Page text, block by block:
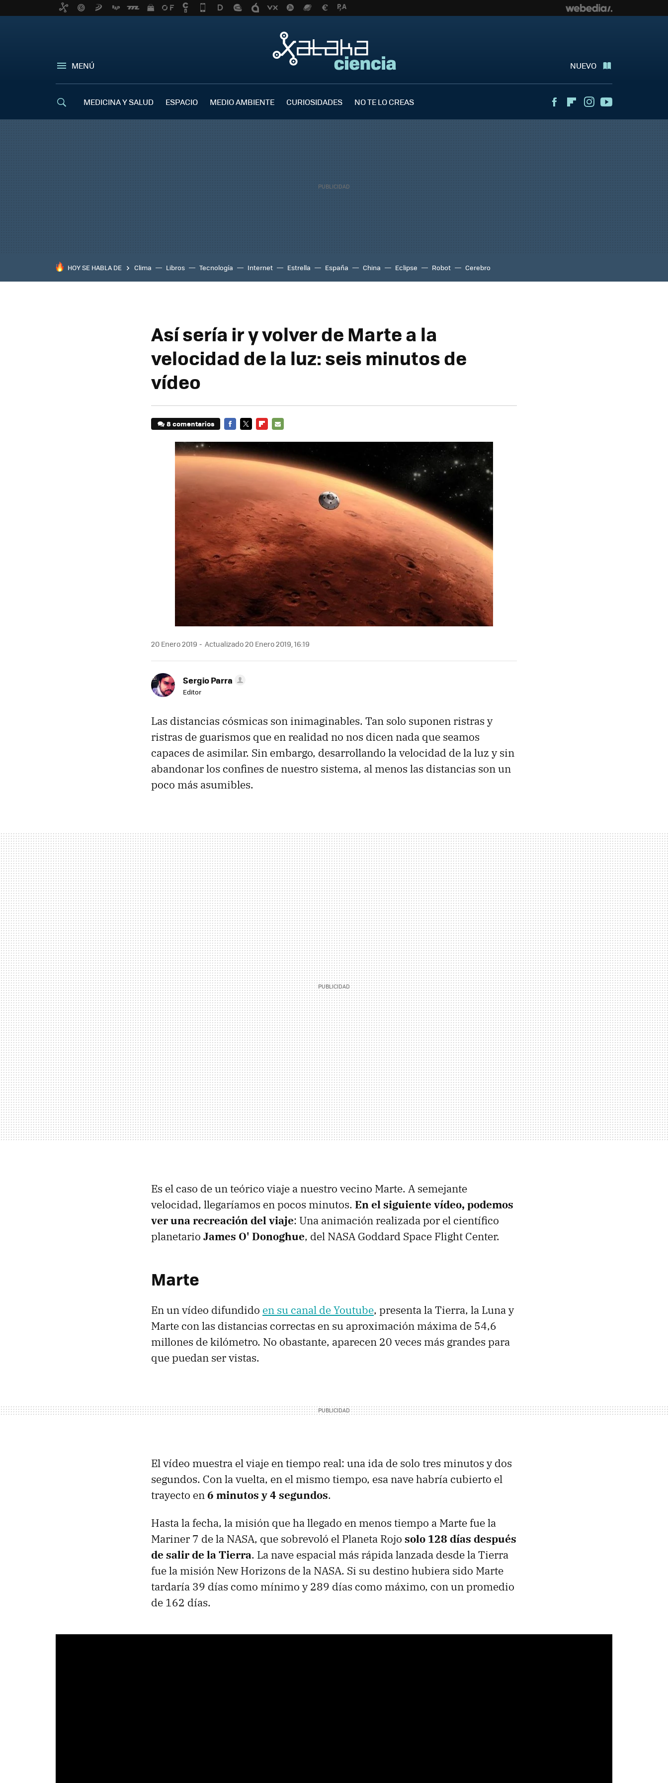
MENÚ NUEVO
MEDICINA Y SALUD ESPACIO MEDIO AMBIENTE CURIOSIDADES NO TE LO CREAS FacebookFlipboardInstagram
HOY SE HABLA DE Clima Libros Tecnología Internet Estrella España China Eclipse Robot Cerebro
Así sería ir y volver de Marte a la
velocidad de la luz: seis minutos de
vídeo
8 comentarios
20 Enero 2019 Actualizado 20 Enero 2019, 16:19
Sergio Parra
Editor
Las distancias cósmicas son inimaginables. Tan solo suponen ristras y
ristras de guarismos que en realidad no nos dicen nada que seamos
capaces de asimilar. Sin embargo, desarrollando la velocidad de la luz y sin
abandonar los confines de nuestro sistema, al menos las distancias son un
poco más asumibles.
Es el caso de un teórico viaje a nuestro vecino Marte. A semejante
velocidad, llegaríamos en pocos minutos. En el siguiente vídeo, podemos
ver una recreación del viaje: Una animación realizada por el científico
planetario James O' Donoghue, del NASA Goddard Space Flight Center.
Marte
En un vídeo difundido en su canal de Youtube, presenta la Tierra, la Luna y
Marte con las distancias correctas en su aproximación máxima de 54,6
millones de kilómetro. No obastante, aparecen 20 veces más grandes para
que puedan ser vistas.
El vídeo muestra el viaje en tiempo real: una ida de solo tres minutos y dos
segundos. Con la vuelta, en el mismo tiempo, esa nave habría cubierto el
trayecto en6 minutos y 4 segundos.
Hasta la fecha, la misión que ha llegado en menos tiempo a Marte fue la
Mariner 7 de la NASA, que sobrevoló el Planeta Rojo solo 128 días después
de salir de la Tierra. La nave espacial más rápida lanzada desde la Tierra
fue la misión New Horizons de la NASA. Si su destino hubiera sido Marte
tardaría 39 días como mínimo y 289 días como máximo, con un promedio
de 162 días.